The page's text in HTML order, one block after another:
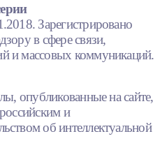
Зарегистрировано
в сфере связи,
и массовых коммуникаций.
опубликованные на сайте,
и
об интеллектуальной